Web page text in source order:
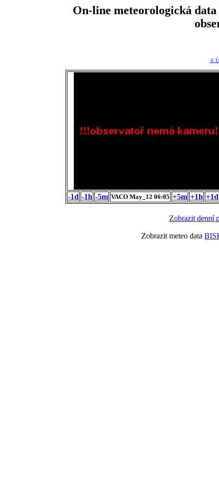
On-line meteorologická
©
-1d -1h -5m VACO May_12 06:05 +5m +1h +1d
Zobrazit denní
Zobrazit meteo data